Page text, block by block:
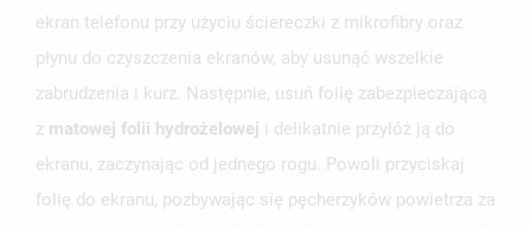
ekran telefonu przy użyciu ściereczki z mikrofibry oraz
płynu do czyszczenia ekranów, aby usunąć wszelkie
zabrudzenia i kurz. Następnie, usuń folię zabezpieczającą
z matowej folii hydrożelowej i delikatnie przyłóż ją do
ekranu, zaczynając od jednego rogu. Powoli przyciskaj
folię do ekranu, pozbywając się pęcherzyków powietrza za